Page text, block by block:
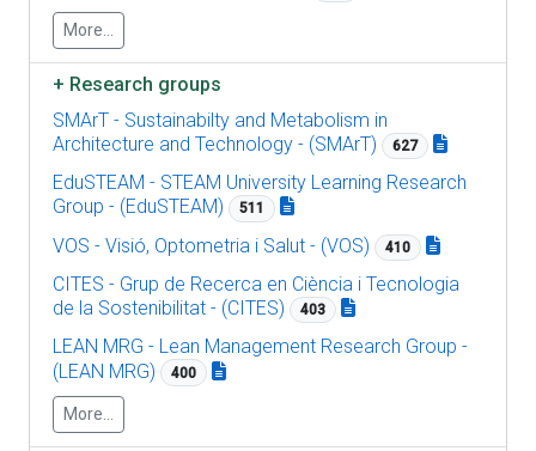
More...
+ Research groups
SMArT - Sustainabilty and Metabolism in
Architecture and Technology - (SMArT)
627
EduSTEAM - STEAM University Learning Research
Group - (EduSTEAM)
511
VOS - Visió, Optometria i Salut - (VOS) 410
CITES - Grup de Recerca en Ciència i Tecnologia
de la Sostenibilitat - (CITES)
403
LEAN MRG - Lean Management Research Group -
(LEAN MRG)
400
More...